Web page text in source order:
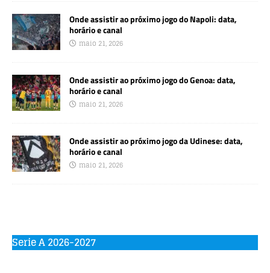
Onde assistir ao próximo jogo do Napoli: data,
horário e canal
maio 21, 2026
Onde assistir ao próximo jogo do Genoa: data,
horário e canal
maio 21, 2026
Onde assistir ao próximo jogo da Udinese: data,
horário e canal
maio 21, 2026
Serie A 2026-2027